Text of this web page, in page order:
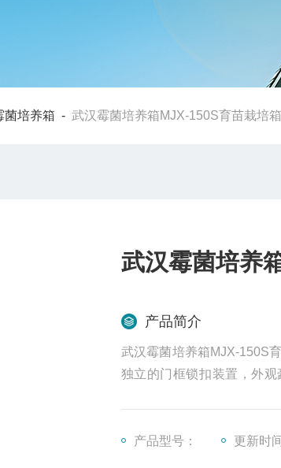
菌培养箱 - 武汉霉菌培养箱MJX-150S育苗栽培
武汉霉菌培养
产品简介
武汉霉菌培养箱MJX-150S
独立的门框锁扣装置，外
产品型号：
更新时